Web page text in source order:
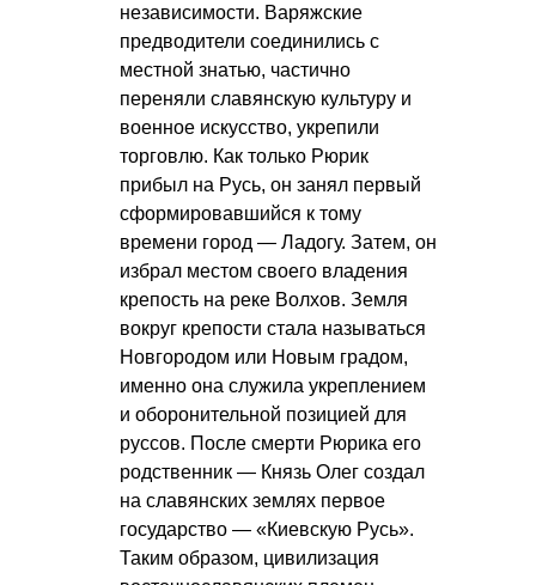
независимости. Варяжские
предводители соединились с
местной знатью, частично
переняли славянскую культуру и
военное искусство, укрепили
торговлю. Как только Рюрик
прибыл на Русь, он занял первый
сформировавшийся к тому
времени город — Ладогу. Затем, он
избрал местом своего владения
крепость на реке Волхов. Земля
вокруг крепости стала называться
Новгородом или Новым градом,
именно она служила укреплением
и оборонительной позицией для
руссов. После смерти Рюрика его
родственник — Князь Олег создал
на славянских землях первое
государство — «Киевскую Русь».
Таким образом, цивилизация